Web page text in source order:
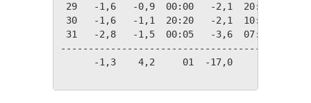
29   -1,6   -0,9  00:00   -2,1  20:30
30   -1,6   -1,1  20:20   -2,1  10:10
31   -2,8   -1,5  00:05   -3,6  07:19
-1,3    4,2     01  -17,0     12